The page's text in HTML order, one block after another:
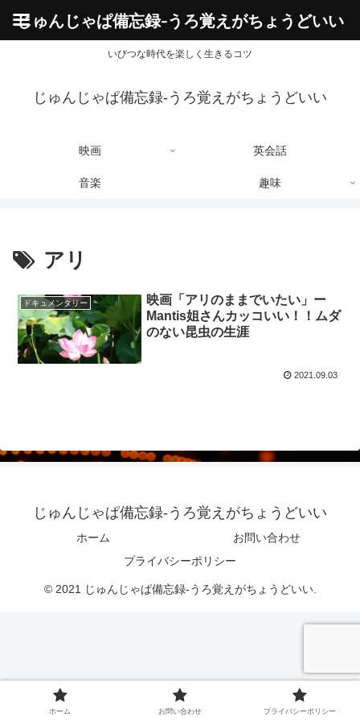
いびつな時代を楽しく生きるコツ
じゅんじゃぱ備忘録-うろ覚えがちょうどいい
映画 英会話
音楽 趣味
アリ
ドキュメンタリー
映画「アリのままでいたい」ー
Mantis姐さんカッコいい！！ムダ
のない昆虫の生涯
2021.09.03
じゅんじゃぱ備忘録-うろ覚えがちょうどいい
ホーム
お問い合わせ
プライバシーポリシー
© 2021 じゅんじゃぱ備忘録-うろ覚えがちょうどいい.
ホーム お問い合わせ プライバシーポリシー
じゅんじゃぱ備忘録-うろ覚えがちょうどいい